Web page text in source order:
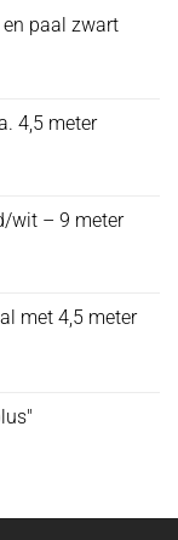
paal zwart
4,5 meter
wit – 9 meter
met 4,5 meter